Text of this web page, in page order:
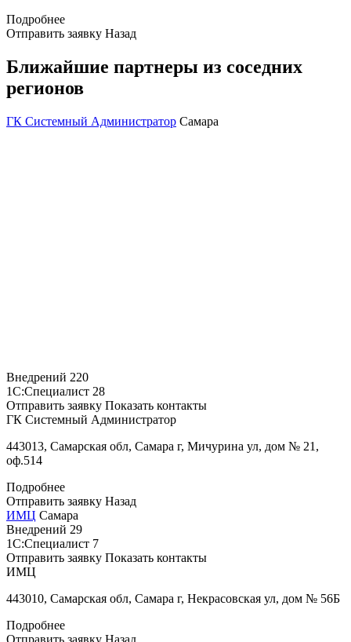
Подробнее
Отправить заявку Назад
Ближайшие партнеры из соседних
регионов
ГК Системный Администратор Самара
Внедрений 220
1С:Специалист 28
Отправить заявку Показать контакты
ГК Системный Администратор
443013, Самарская обл, Самара г, Мичурина ул, дом № 21,
оф.514
Подробнее
Отправить заявку Назад
ИМЦ Самара
Внедрений 29
1С:Специалист 7
Отправить заявку Показать контакты
ИМЦ
443010, Самарская обл, Самара г, Некрасовская ул, дом № 56Б
Подробнее
Отправить заявку Назад